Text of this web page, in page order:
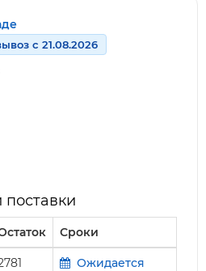
с 21.08.2026
Сроки
Ожидается